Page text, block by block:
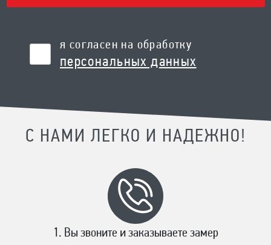
я согласен на обработку
персональных данных
С НАМИ ЛЕГКО И НАДЕЖНО!
Вы звоните и заказываете замер